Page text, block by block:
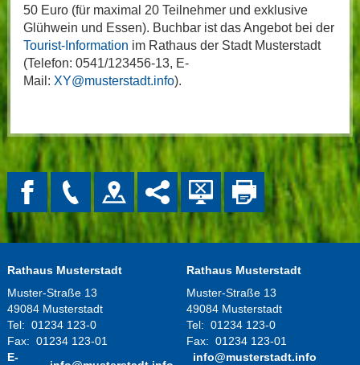
50 Euro (für maximal 20 Teilnehmer und exklusive
Glühwein und Essen). Buchbar ist das Angebot bei der
Tourist-Information im Rathaus der Stadt Musterstadt
(Telefon: 0541/123456-13, E-
Mail: XY@musterstadt.info).
Rathaus Musterstadt
Muster-Straße 13
49084 Musterstadt
Tel: 01234 123-0
Fax: 01234 123-01
E-
Rathaus Musterstadt
Muster-Straße 13
49084 Musterstadt
Tel: 01234 123-0
Fax: 01234 123-01
info@musterstadt.info